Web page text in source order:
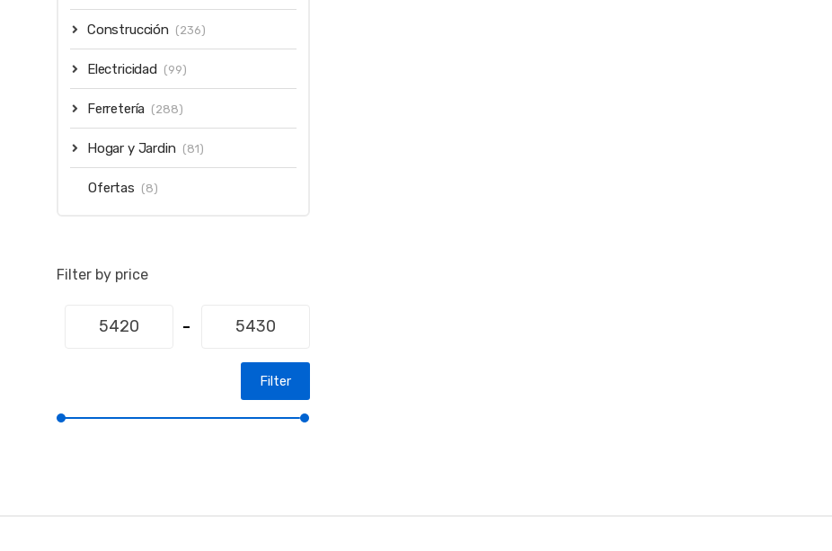
Construcción (236)
Electricidad (99)
Ferretería (288)
Hogar y Jardin (81)
Ofertas (8)
Filter by price
Filter